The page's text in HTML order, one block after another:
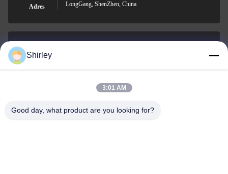
Adres
LongGang, ShenZhen, China
0086-18148506772
Shirley
3:01 AM
Good day, what product are you looking for?